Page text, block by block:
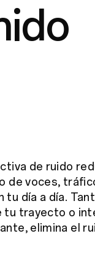
de ruido
de voces,
tu día a día.
tu trayecto o
elimina el